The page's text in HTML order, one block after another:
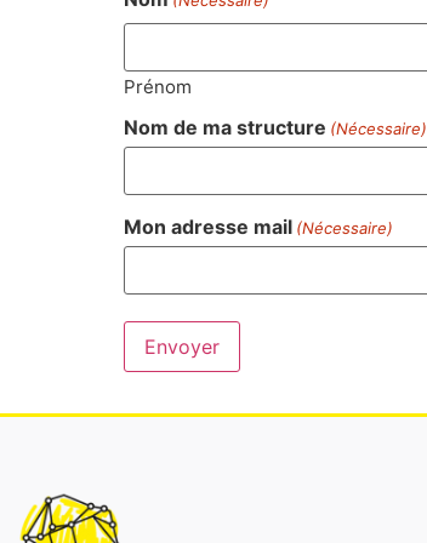
Prénom
Nom de ma structure (Nécessaire)
Mon adresse mail (Nécessaire)